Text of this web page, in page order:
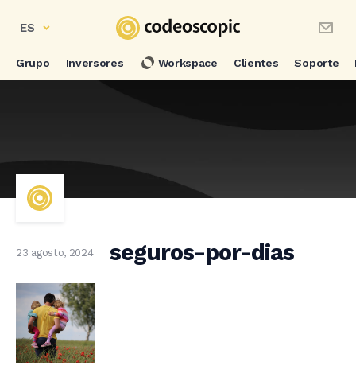
ES
Grupo Inversores Workspace Clientes Soporte
23 agosto, 2024 seguros-por-dias